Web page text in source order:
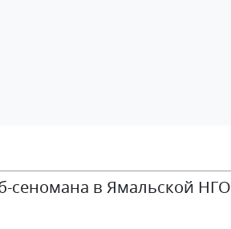
сеномана в Ямальской НГО